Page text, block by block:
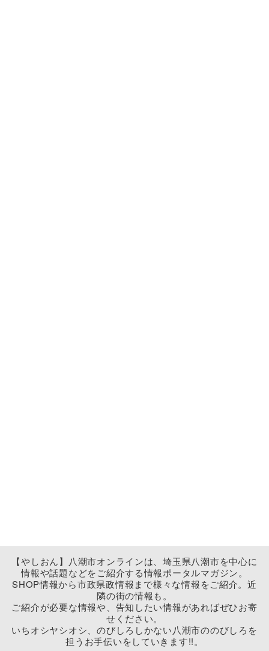
【やしおん】八潮市オンラインは、埼玉県八潮市を中心に
情報や話題などをご紹介する情報ポータルマガジン。
SHOP情報から市政県政情報まで様々な情報をご紹介。近
隣の街の情報も。
ご紹介が必要な情報や、告知したい情報があればぜひお寄
せください。
いちオシヤシオシ、のびしろしかない八潮市ののびしろを
担うお手伝いをしていきます!!。